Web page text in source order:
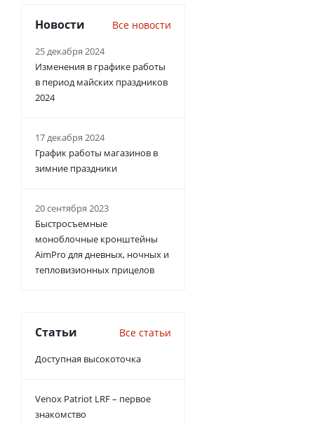
Новости Все новости
25 декабря 2024
Изменения в графике работы
в период майских праздников
2024
17 декабря 2024
График работы магазинов в
зимние праздники
20 сентября 2023
Быстросъемные
моноблочные кронштейны
AimPro для дневных, ночных и
тепловизионных прицелов
Статьи Все статьи
Доступная высокоточка
Venox Patriot LRF – первое
знакомство